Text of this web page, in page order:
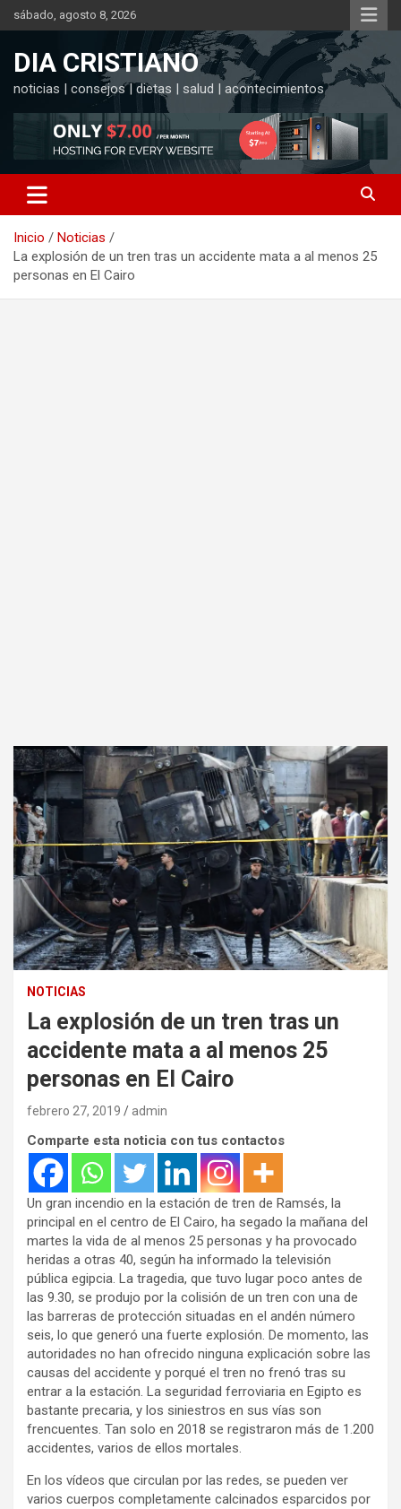
Saltar
al
sábado, agosto 8, 2026
DIA CRISTIANO
noticias | consejos | dietas | salud | acontecimientos
Inicio
Noticias
La explosión de un tren tras un accidente mata a al menos 25
personas en El Cairo
NOTICIAS
La explosión de un tren tras un
accidente mata a al menos 25
personas en El Cairo
febrero 27, 2019 admin
Comparte esta noticia con tus contactos
Un gran incendio en la estación de tren de Ramsés, la
principal en el centro de El Cairo, ha segado la mañana del
martes la vida de al menos 25 personas y ha provocado
heridas a otras 40, según ha informado la televisión
pública egipcia. La tragedia, que tuvo lugar poco antes de
las 9.30, se produjo por la colisión de un tren con una de
las barreras de protección situadas en el andén número
seis, lo que generó una fuerte explosión. De momento, las
autoridades no han ofrecido ninguna explicación sobre las
causas del accidente y porqué el tren no frenó tras su
entrar a la estación. La seguridad ferroviaria en Egipto es
bastante precaria, y los siniestros en sus vías son
frencuentes. Tan solo en 2018 se registraron más de 1.200
accidentes, varios de ellos mortales.
En los vídeos que circulan por las redes, se pueden ver
varios cuerpos completamente calcinados esparcidos por